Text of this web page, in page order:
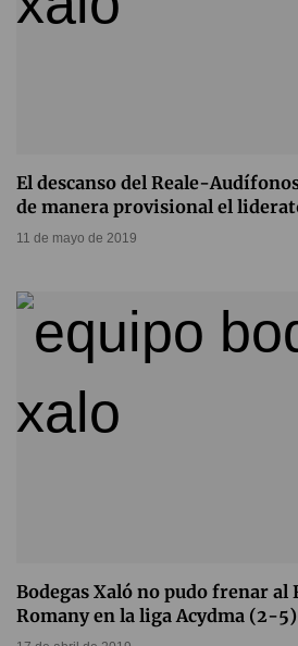
El descanso del Reale-
de manera provisional el
11 de mayo de 2019
Bodegas Xaló no pudo frenar
Romany en la liga Acydma (2-5)